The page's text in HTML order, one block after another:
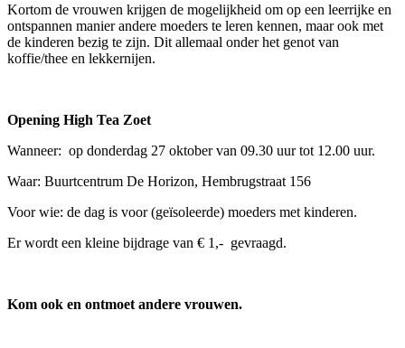
Kortom de vrouwen krijgen de mogelijkheid om op een leerrijke en
ontspannen manier andere moeders te leren kennen, maar ook met
de kinderen bezig te zijn. Dit allemaal onder het genot van
koffie/thee en lekkernijen.
Opening High Tea Zoet
Wanneer: op donderdag 27 oktober van 09.30 uur tot 12.00 uur.
Waar: Buurtcentrum De Horizon, Hembrugstraat 156
Voor wie: de dag is voor (geïsoleerde) moeders met kinderen.
Er wordt een kleine bijdrage van € 1,- gevraagd.
Kom ook en ontmoet andere vrouwen.